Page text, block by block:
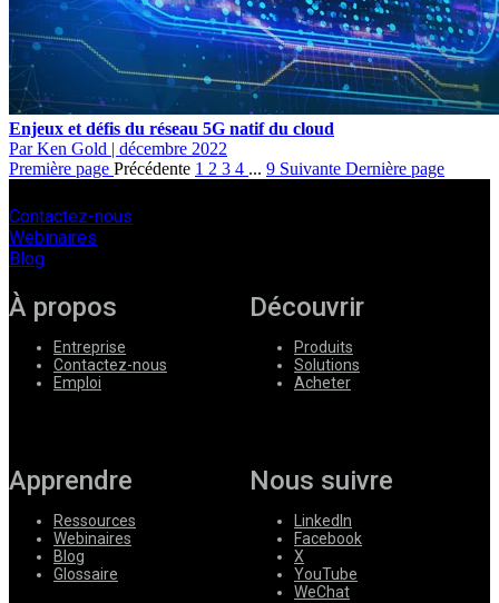
Enjeux et défis du réseau 5G natif du cloud
Par Ken Gold | décembre 2022
Première page Précédente 1 2 3 4 ... 9 Suivante Dernière page
Contactez-nous
Webinaires
Blog
À propos
Entreprise
Contactez-nous
Emploi
Découvrir
Produits
Solutions
Acheter
Apprendre
Ressources
Webinaires
Blog
Glossaire
Nous suivre
LinkedIn
Facebook
X
YouTube
WeChat